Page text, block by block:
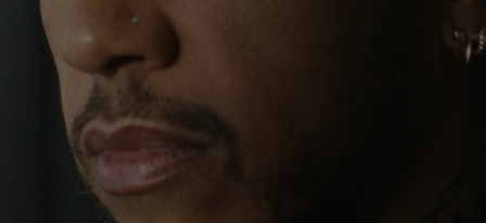
APPUYER
SUR
POUR
LA
LIRE
DÉSACTIVÉ.
VEUILLEZ
CLIQUER
POUR
RÉACTIVER
il continue de se lancer des défis et ainsi d'en
apprendre plus sur lui-même.
Sa valise RIMOWA Original Pilot l'accompagne à
chaque étape de son parcours et chacune de ses
marques raconte une histoire sur les lieux qu'il a